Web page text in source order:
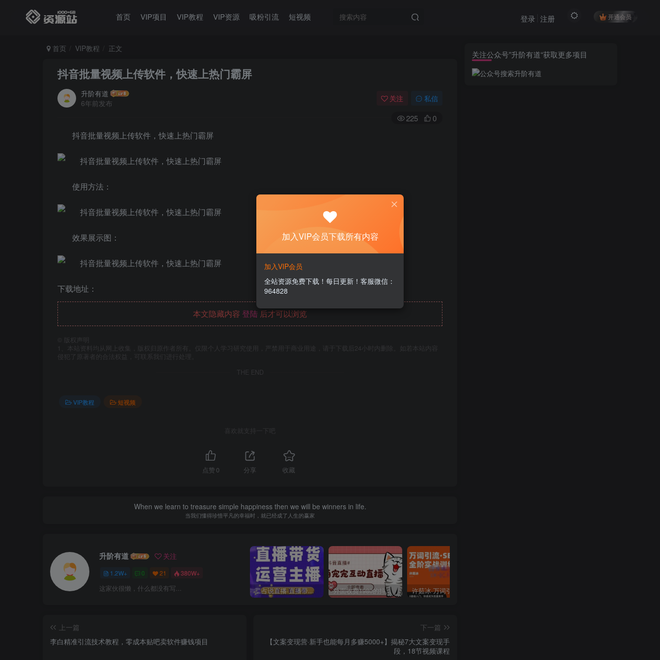
首页 VIP项目 VIP教程 VIP资源 吸粉引流 短视频 开通会员
登录 注册
首页 VIP教程 正文
抖音批量视频上传软件，快速上热门霸屏
升阶有道
6年前发布
关注 私信
225 0
抖音批量视频上传软件，快速上热门霸屏
使用方法：
效果展示图：
下载地址：
本文隐藏内容 登陆 后才可以浏览
版权声明
1、本站资料均从网上收集，版权归原作者所有。仅限个人学习研究使用，严禁用于商业用途，请于下载后24小时内删除。如若本站内容
侵犯了原著者的合法权益，可联系我们进行处理。
THE END
VIP教程 短视频
喜欢就支持一下吧
点赞 0 分享 收藏
When we learn to treasure simple happiness then we will be winners in life.
当我们懂得珍惜平凡的幸福时，就已经成了人生的赢家
升阶有道 关注
1.2W+ 0 21 380W+
这家伙很懒，什么都没有写... 二占说直播·直播带货主播运营课程，主播运营二合一实操课 外面收费1980的抖音萌宠宠直播项目，可虚拟人直播，抖音报白，实时互动直播【软件+详细教程】
上一篇
李白精准引流技术教程，零成本贴吧卖软件赚钱项目
下一篇
【文案变现营·新手也能每月多赚5000+】揭秘7大文案变现手
段，18节视频课程
关注公众号”升阶有道“获取更多项目
加入VIP会员下载所有内容
加入VIP会员
全站资源免费下载！每日更新！客服微信：
964828